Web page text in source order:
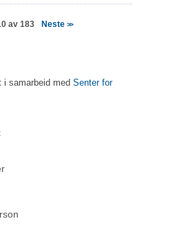
av 183 Neste >>
i samarbeid med Senter for